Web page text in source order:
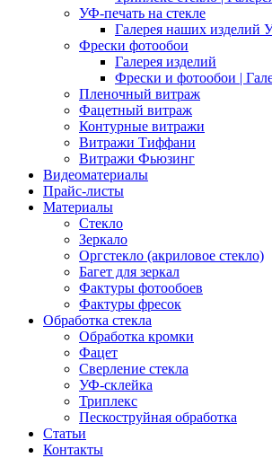
УФ-печать на стекле
Галерея наших изделий
Фрески фотообои
Галерея изделий
Фрески и фотообои |
Пленочный витраж
Фацетный витраж
Контурные витражи
Витражи Тиффани
Витражи Фьюзинг
Видеоматериалы
Прайс-листы
Материалы
Стекло
Зеркало
Оргстекло (акриловое стекло)
Багет для зеркал
Фактуры фотообоев
Фактуры фресок
Обработка стекла
Обработка кромки
Фацет
Сверление стекла
УФ-склейка
Триплекс
Пескоструйная обработка
Статьи
Контакты